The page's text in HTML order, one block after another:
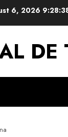
6, 2026
DE